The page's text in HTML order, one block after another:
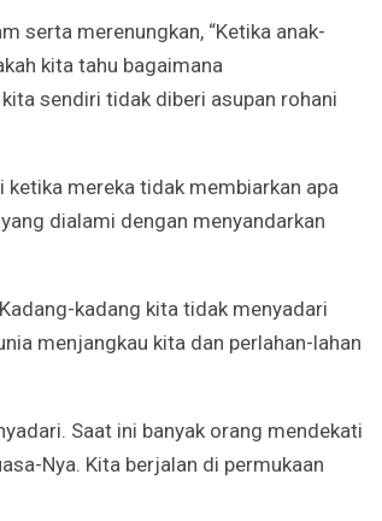
serta merenungkan, “Ketika anak-
kita tahu bagaimana
sendiri tidak diberi asupan rohani
mereka tidak membiarkan apa
dialami dengan menyandarkan
kadang kita tidak menyadari
menjangkau kita dan perlahan-lahan
Saat ini banyak orang mendekati
Nya. Kita berjalan di permukaan